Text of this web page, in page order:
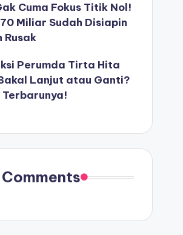
Cuma Fokus Titik Nol!
Miliar Sudah Disiapin
Rusak
Perumda Tirta Hita
Lanjut atau Ganti?